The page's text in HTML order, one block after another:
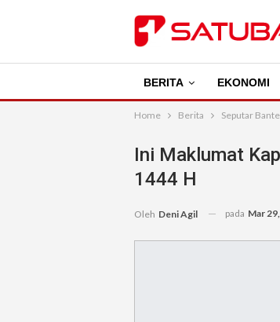
BERITA EKONOMI
Home Berita Seputar
Ini Maklumat
1444 H
Oleh Deni Agil pada Mar